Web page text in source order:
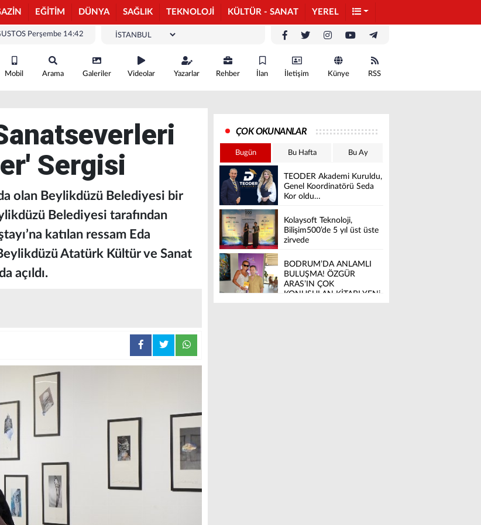
EĞİTİM DÜNYA SAĞLIK TEKNOLOJİ KÜLTÜR - SANAT YEREL
Perşembe 14:42
Mobil Arama Galeriler Videolar Yazarlar Rehber İlan İletişim Künye RSS
Sergisi
olan Beylikdüzü Belediyesi bir
Belediyesi tarafından
katılan ressam Eda
Beylikdüzü Atatürk Kültür ve Sanat
açıldı.
ÇOK OKUNANLAR
Bugün Bu Hafta Bu Ay
TEODER Akademi Kuruldu,
Genel Koordinatörü Seda
Kor oldu…
Kolaysoft Teknoloji,
Bilişim500’de 5 yıl üst üste
zirvede
BODRUM’DA ANLAMLI
BULUŞMA! ÖZGÜR
ARAS’IN ÇOK
KONUŞULAN KİTABI YENi